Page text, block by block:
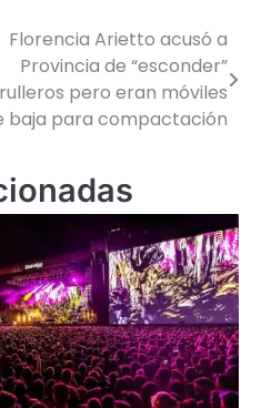
Florencia Arietto acusó a
Provincia de “esconder”
pero eran móviles
baja para compactación